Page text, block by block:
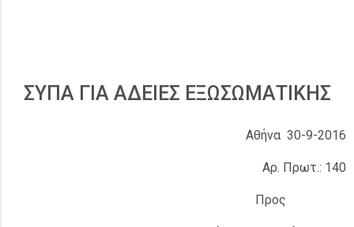
ΣΥΠΑ ΓΙΑ ΑΔΕΙΕΣ ΕΞΩΣΩΜΑΤΙΚΗΣ
Αθήνα 30-9-2016
Αρ. Πρωτ.: 140
Προς